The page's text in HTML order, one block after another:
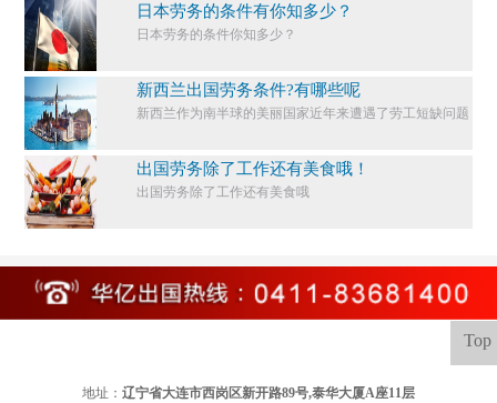
日本劳务的条件有你知多少？
日本劳务的条件你知多少？​
新西兰出国劳务条件?有哪些呢
新西兰作为南半球的美丽国家近年来遭遇了劳工短缺问题
出国劳务除了工作还有美食哦！
出国劳务除了工作还有美食哦
Top
地址： 辽宁省大连市西岗区新开路89号,泰华大厦A座11层